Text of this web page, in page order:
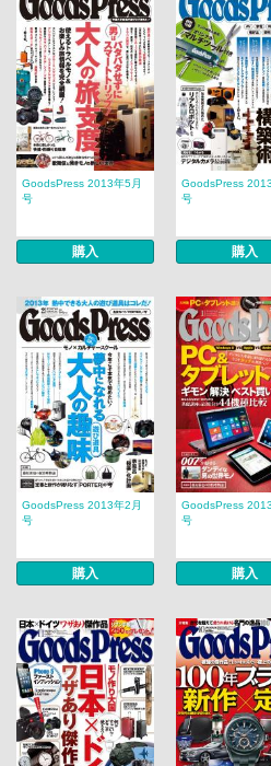
GoodsPress 2013年5月
号
購入
GoodsPress
号
購入
GoodsPress 2013年2月
号
購入
GoodsPress
号
購入